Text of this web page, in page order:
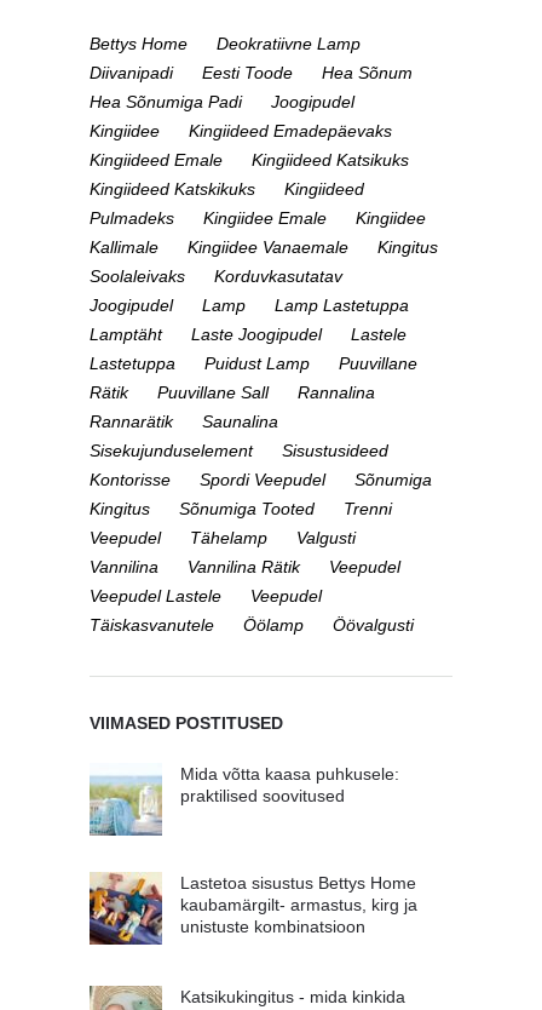
Bettys Home
Deokratiivne Lamp
Diivanipadi
Eesti Toode
Hea Sõnum
Hea Sõnumiga Padi
Joogipudel
Kingiidee
Kingiideed Emadepäevaks
Kingiideed Emale
Kingiideed Katsikuks
Kingiideed Katskikuks
Kingiideed
Pulmadeks
Kingiidee Emale
Kingiidee
Kallimale
Kingiidee Vanaemale
Kingitus
Soolaleivaks
Korduvkasutatav
Joogipudel
Lamp
Lamp Lastetuppa
Lamptäht
Laste Joogipudel
Lastele
Lastetuppa
Puidust Lamp
Puuvillane
Rätik
Puuvillane Sall
Rannalina
Rannarätik
Saunalina
Sisekujunduselement
Sisustusideed
Kontorisse
Spordi Veepudel
Sõnumiga
Kingitus
Sõnumiga Tooted
Trenni
Veepudel
Tähelamp
Valgusti
Vannilina
Vannilina Rätik
Veepudel
Veepudel Lastele
Veepudel
Täiskasvanutele
Öölamp Öövalgusti
VIIMASED POSTITUSED
Mida võtta kaasa puhkusele:
praktilised soovitused
Lastetoa sisustus Bettys Home
kaubamärgilt- armastus, kirg ja
unistuste kombinatsioon
Katsikukingitus - mida kinkida